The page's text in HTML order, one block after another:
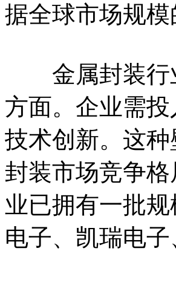
据全球市场规模
金属封装行
方面。企业需
技术创新。这
封装市场竞争
业已拥有一批
电子、凯瑞电